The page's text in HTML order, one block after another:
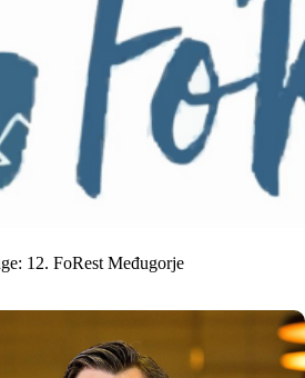
12. FoRest Međugorje